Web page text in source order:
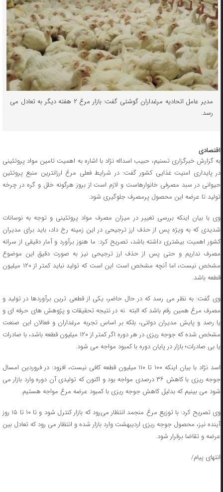
مدیر عامل اتحادیه مرغداران گوشتی گفت: بازار مرغ ۲ هفته دیگر به تعادل می
رسد.
اقتصادی
به گزارش خبرگزاری تسنیم، حبیب اسداله نژاد با اشاره به اهمیت تامین مواد پروتئینی
در پایداری امنیت غذایی کشور گفت: در شرایط فعلی مرغ ارزانترین منبع پروتئین
حیوانی در سبد مصرفی خانوارهاست و لازم است از بروز هرگونه خلل و گره در چرخه
تولید تا عرضه این محصول پرمصرف جلوگیری شود.
وی با بیان اینکه بررسی تغییر در میزان مصرف مواد پروتئینی و توجه به نوسانات
شدیدی که به ویژه پس از حذف ارز ترجیحی در این زمینه رخ داد، باید برای مدیران
کشور اهمیت بیشتری داشته باشد، تصریح کرد: ما هنوز برآورد و آمار دقیقی از سرانه
مصرف نداریم و حتی پس از حذف ارز ترجیحی نیز به صورت دقیق این موضوع
مشخص نیست، اما آنچه مشخص است این است که تولید نباید کمتر از ۱۲۰ میلیون
قطعه باشد.
وی گفت: به نظر می رسد که در حال حاضر، یکی از قطعی ترین برآوردها در تولید و
مصرف مرغ همین رقم باشد که البته نه در نتیجه تحقیقات و پژوهش های حرفه ای و
یا رصد و پایش مدیران دولتی، بلکه بر اساس تجربه مرغداران و فعالان این صنعت
مشخص شده که جوجه ریزی در هر دوره اگر کمتر از ۱۲۰ میلیون قطعه باشد، با صادرات
یا بی صادرات؛ بازار در پایان دوره با کمبود مواجه می شود.
اسد نژاد با بیان اینکه ۱۰۰ تا ۱۱۰ میلیون قطعه کافی نیست، افزود: در فروردین امسال
جوجه ریزی با کاهش ۳۶ درصدی مواجه بود و اکنون که تولیدی آن دوره وارد بازار می
شود می بینیم که بدلیل کاهش جوجه ریزی با کمبود عرضه مرغ مواجه هستیم.
وی تصریح کرد: با توزیع مرغ منجمد انتظار می‌رود که بازار کنترل شود و تا ۱۰ تا ۱۵ روز
آینده نیز، محصول جوجه ریزی اردیبهشت وارد بازار شده و انتظار می رود که تعادل بین
عرضه و تقاضا برقرار شود.
انتهای پیام/